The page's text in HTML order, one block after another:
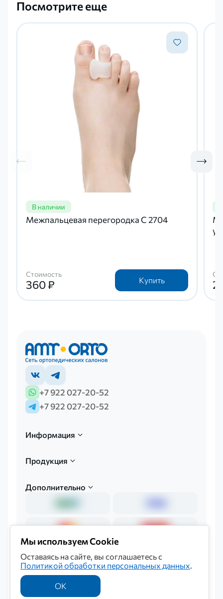
Посмотрите еще
Межпальцевая перегородка C 2704
Стоимость
360 ₽ Купить
+7 922 027-20-52
+7 922 027-20-52
Информация
Продукция
Дополнительно
Политика обработки персональных данных
© 2026 «Мединкор»
Мы используем Cookie
Оставаясь на сайте, вы соглашаетесь с
Политикой обработки персональных данных.
ОК